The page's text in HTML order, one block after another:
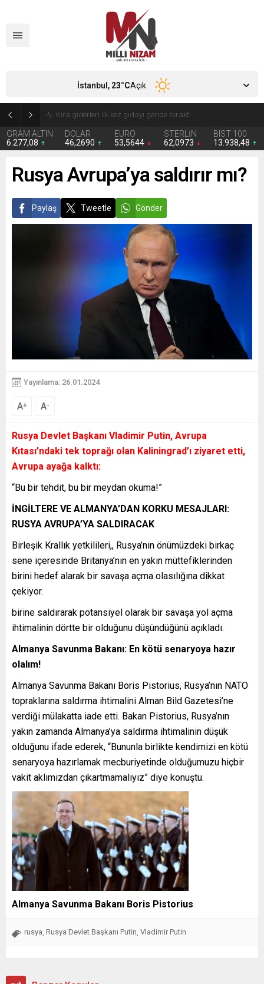
GRAM ALTIN
6.277,08
DOLAR
46,2690
EURO
53,5644
STERLİN
62,0973
BIST 100
13.938,48
İstanbul, 23°CAçık
Rusya Avrupa’ya saldırır mı?
Paylaş Tweetle Gönder
Yayınlama: 26.01.2024
A+ A-
Rusya Devlet Başkanı Vladimir Putin, Avrupa
Kıtası’ndaki tek toprağı olan Kaliningrad’ı ziyaret etti,
Avrupa ayağa kalktı:
“Bu bir tehdit, bu bir meydan okuma!”
İNGİLTERE VE ALMANYA’DAN KORKU MESAJLARI:
RUSYA AVRUPA’YA SALDIRACAK
Birleşik Krallık yetkilileri,, Rusya’nın önümüzdeki birkaç
sene içeresinde Britanya’nın en yakın müttefiklerinden
birini hedef alarak bir savaşa açma olasılığına dikkat
çekiyor.
birine saldırarak potansiyel olarak bir savaşa yol açma
ihtimalinin dörtte bir olduğunu düşündüğünü açıkladı.
Almanya Savunma Bakanı: En kötü senaryoya hazır
olalım!
Almanya Savunma Bakanı Boris Pistorius, Rusya’nın NATO
topraklarına saldırma ihtimalini Alman Bild Gazetesi’ne
verdiği mülakatta iade etti. Bakan Pistorius, Rusya’nın
yakın zamanda Almanya’ya saldırma ihtimalinin düşük
olduğunu ifade ederek, “Bununla birlikte kendimizi en kötü
senaryoya hazırlamak mecburiyetinde olduğumuzu hiçbir
vakit aklımızdan çıkartmamalıyız” diye konuştu.
Almanya Savunma Bakanı Boris Pistorius
rusya Rusya Devlet Başkanı Putin Vladimir Putin